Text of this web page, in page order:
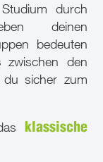
durch
deinen
bedeuten
zwischen den
sicher zum
klassische